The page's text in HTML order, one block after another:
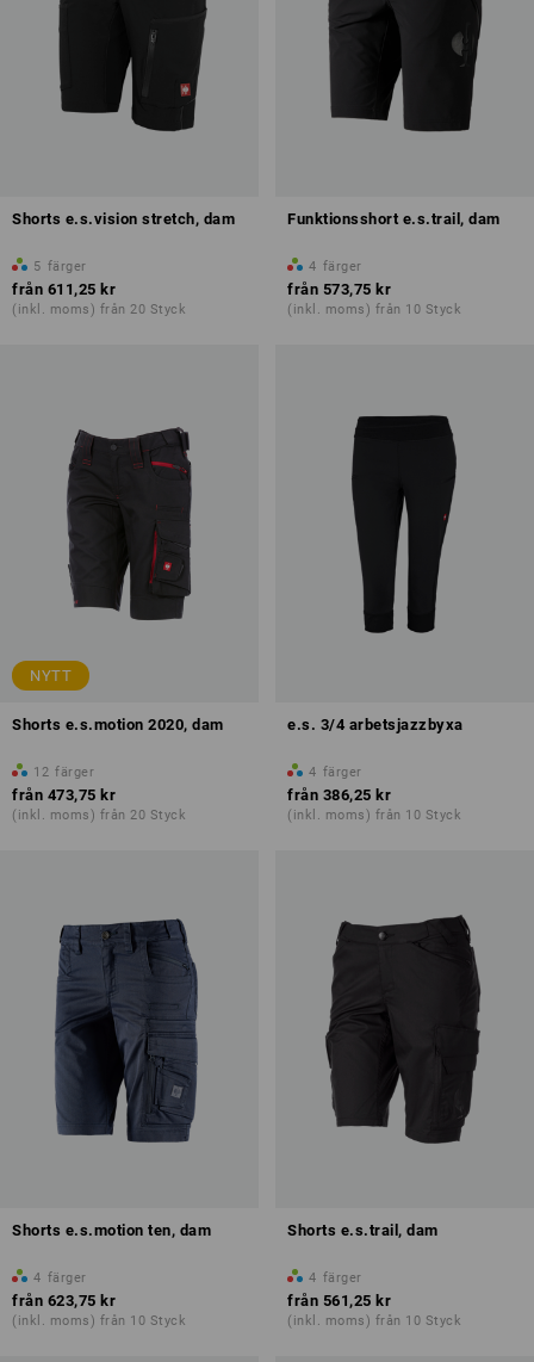
Shorts e.s.vision stretch, dam
5 färger
från 611,25 kr
(inkl. moms) från 20 Styck
Funktionsshort e.s.trail, dam
4 färger
från 573,75 kr
(inkl. moms) från 10 Styck
NYTT
Shorts e.s.motion 2020, dam
12 färger
från 473,75 kr
(inkl. moms) från 20 Styck
e.s. 3/4 arbetsjazzbyxa
4 färger
från 386,25 kr
(inkl. moms) från 10 Styck
Shorts e.s.motion ten, dam
4 färger
från 623,75 kr
(inkl. moms) från 10 Styck
Shorts e.s.trail, dam
4 färger
från 561,25 kr
(inkl. moms) från 10 Styck